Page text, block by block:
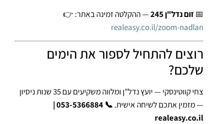
📅 זום נדל"ן 245
— ההקלטה זמינה באתר: 👉
realeasy.co.il/zoom-nadlan
רוצים להתחיל לספור את הימים
שלכם?
צחי קווטינסקי — יועץ נדל"ן ומלווה משקיעים עם 35 שנות ניסיון
— מזמין אתכם לשיחה אישית.
📞 053-5366884 |
realeasy.co.il